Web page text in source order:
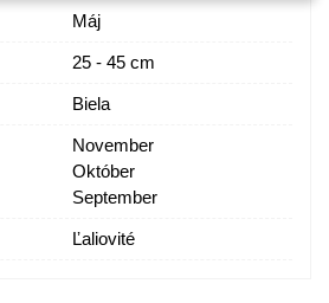
Máj
25 - 45 cm
Biela
November
Október
September
Ľaliovité